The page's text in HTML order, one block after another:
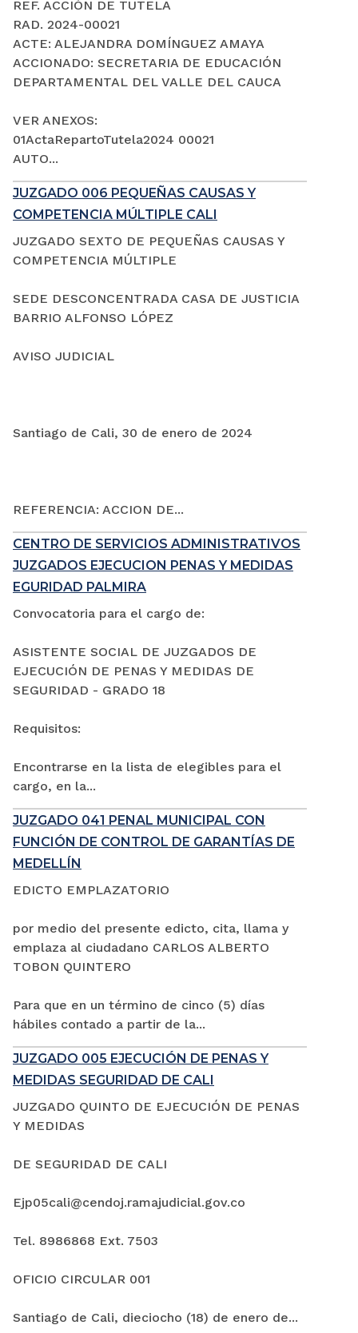
REF. ACCIÓN DE TUTELA
RAD. 2024-00021
ACTE: ALEJANDRA DOMÍNGUEZ AMAYA
ACCIONADO: SECRETARIA DE EDUCACIÓN
DEPARTAMENTAL DEL VALLE DEL CAUCA
VER ANEXOS:
01ActaRepartoTutela2024 00021
AUTO...
JUZGADO 006 PEQUEÑAS CAUSAS Y
COMPETENCIA MÚLTIPLE CALI
JUZGADO SEXTO DE PEQUEÑAS CAUSAS Y
COMPETENCIA MÚLTIPLE
SEDE DESCONCENTRADA CASA DE JUSTICIA
BARRIO ALFONSO LÓPEZ
AVISO JUDICIAL
Santiago de Cali, 30 de enero de 2024
REFERENCIA: ACCION DE...
CENTRO DE SERVICIOS ADMINISTRATIVOS
JUZGADOS EJECUCION PENAS Y MEDIDAS
EGURIDAD PALMIRA
Convocatoria para el cargo de:
ASISTENTE SOCIAL DE JUZGADOS DE
EJECUCIÓN DE PENAS Y MEDIDAS DE
SEGURIDAD - GRADO 18
Requisitos:
Encontrarse en la lista de elegibles para el
cargo, en la...
JUZGADO 041 PENAL MUNICIPAL CON
FUNCIÓN DE CONTROL DE GARANTÍAS DE
MEDELLÍN
EDICTO EMPLAZATORIO
por medio del presente edicto, cita, llama y
emplaza al ciudadano CARLOS ALBERTO
TOBON QUINTERO
Para que en un término de cinco (5) días
hábiles contado a partir de la...
JUZGADO 005 EJECUCIÓN DE PENAS Y
MEDIDAS SEGURIDAD DE CALI
JUZGADO QUINTO DE EJECUCIÓN DE PENAS
Y MEDIDAS
DE SEGURIDAD DE CALI
Ejp05cali@cendoj.ramajudicial.gov.co
Tel. 8986868 Ext. 7503
OFICIO CIRCULAR 001
Santiago de Cali, dieciocho (18) de enero de...